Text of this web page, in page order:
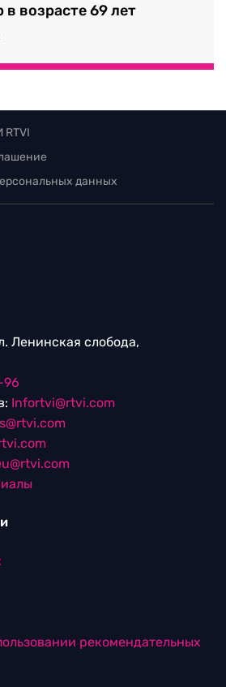
в возрасте 69 лет
данных
Ленинская слобода,
96
Infortvi@rtvi.com
рекомендательных